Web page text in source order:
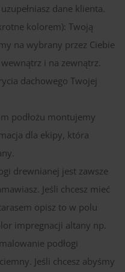
dane klienta.
kolorem): Twoją
na wybrany przez Ciebie
i na zewnątrz.
dachowego Twojej
podłożu montujemy
dla ekipy, która
drewnianej jest zawsze
Jeśli chcesz mieć
opisz to w polu
impregnacji altany np.
podłogi
Jeśli chcesz abyśmy